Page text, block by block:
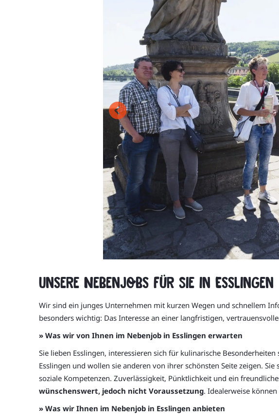
Unsere Nebenjobs für Sie in Esslingen
Wir sind ein junges Unternehmen mit kurzen Wegen und schnellem
besonders wichtig: Das Interesse an einer langfristigen,
» Was wir von Ihnen im Nebenjob in Esslingen erwarten
Sie lieben Esslingen, interessieren sich für kulinarische
Esslingen und wollen sie anderen von ihrer schönsten Seite zeigen.
soziale Kompetenzen. Zuverlässigkeit, Pünktlichkeit und ein
wünschenswert, jedoch nicht Voraussetzung. Idealerweise
» Was wir Ihnen im Nebenjob in Esslingen anbieten